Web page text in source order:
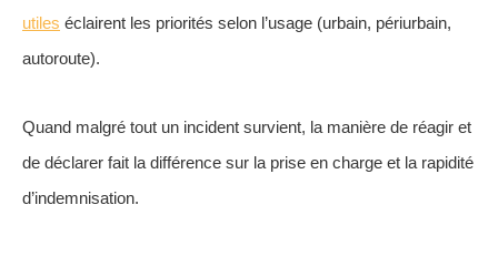
utiles éclairent les priorités selon l’usage (urbain, périurbain,
autoroute).
Quand malgré tout un incident survient, la manière de réagir et
de déclarer fait la différence sur la prise en charge et la rapidité
d’indemnisation.